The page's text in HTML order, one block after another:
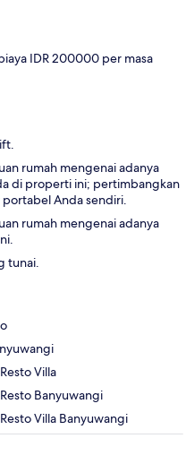
IDR 200000 per masa
rumah mengenai adanya
di properti ini; pertimbangkan
Anda sendiri.
rumah mengenai adanya
tunai.
Villa
Banyuwangi
Villa Banyuwangi